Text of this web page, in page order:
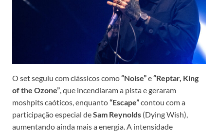
O set seguiu com clássicos como“Noise”e“Reptar, King
of the Ozone” , que incendiaram a pista e geraram
moshpits caóticos, enquanto“Escape”contou com a
participação especial deSam Reynolds (Dying Wish),
aumentando ainda mais a energia. A intensidade